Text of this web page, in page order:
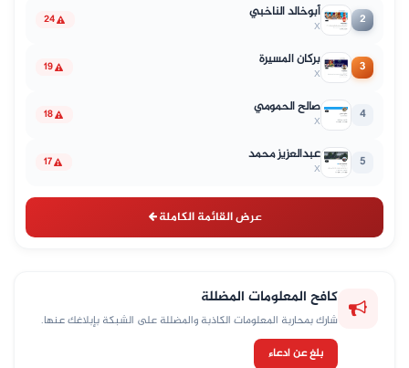
2 أبوخالد الناخبي
X
24
3 بركان المسيرة
X
19
4 صالح الحمومي
X
18
5 عبدالعزيز محمد
X
17
عرض القائمة الكاملة
كافح المعلومات المضللة
شارك بمحاربة المعلومات الكاذبة والمضللة على الشبكة بإبلاغك عنها.
بلغ عن ادعاء